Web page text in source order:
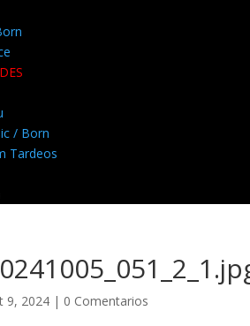
/ Born
Tardeos
9, 2024| 0 Comentarios